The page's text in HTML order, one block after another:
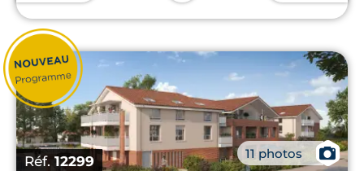
Réf. 12299 11 photos
📷